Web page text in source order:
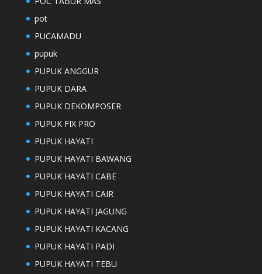
pot
PUCAMADU
pupuk
PUPUK ANGGUR
PUPUK DARA
PUPUK DEKOMPOSER
PUPUK FIX PRO
PUPUK HAYATI
PUPUK HAYATI BAWANG
PUPUK HAYATI CABE
PUPUK HAYATI CAIR
PUPUK HAYATI JAGUNG
PUPUK HAYATI KACANG
PUPUK HAYATI PADI
PUPUK HAYATI TEBU